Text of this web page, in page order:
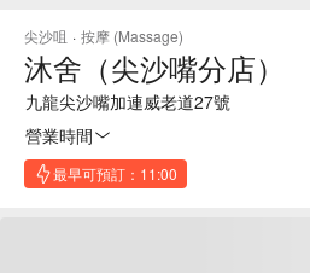
尖沙咀 · 按摩 (Massage)
沐舍（尖沙嘴分店）
九龍尖沙嘴加連威老道27號
營業時間
最早可預訂：11:00